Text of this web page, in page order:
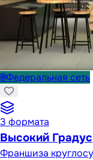
🌐Федеральная сеть
3 формата
Высокий Градус
Франшиза